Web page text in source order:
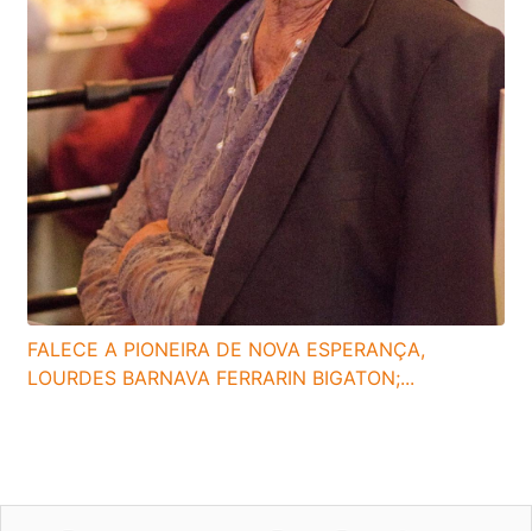
FALECE A PIONEIRA DE NOVA ESPERANÇA,
LOURDES BARNAVA FERRARIN BIGATON;...